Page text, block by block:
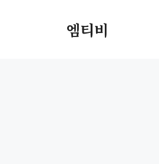
엠티비